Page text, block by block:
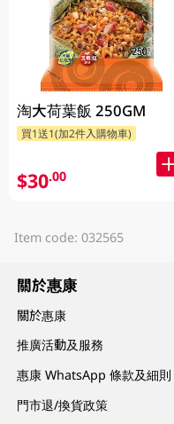
淘大荷葉飯 250GM
買1送1(加2件入購物車)
$30.00
Item code: 032565
關於惠康
關於惠康
推廣活動及服務
惠康 WhatsApp 條款及細則
門市退/換貨政策